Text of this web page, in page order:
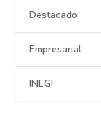
Destacado
Empresarial
INEGI